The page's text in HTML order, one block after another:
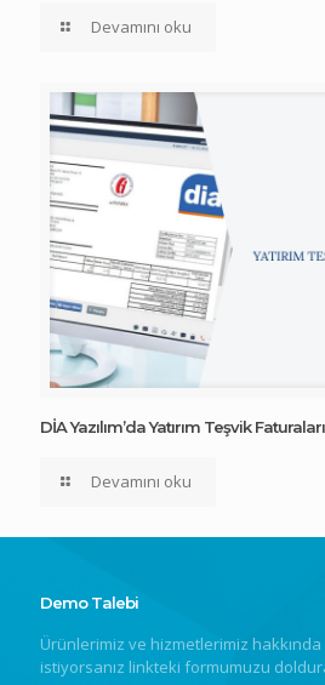
Devamını oku
DİA Yazılım’da Yatırım Teşvik
Devamını oku
Demo Talebi
Ürünlerimiz ve hizmetlerimiz hakkında
istiyorsanız linkteki formumuzu